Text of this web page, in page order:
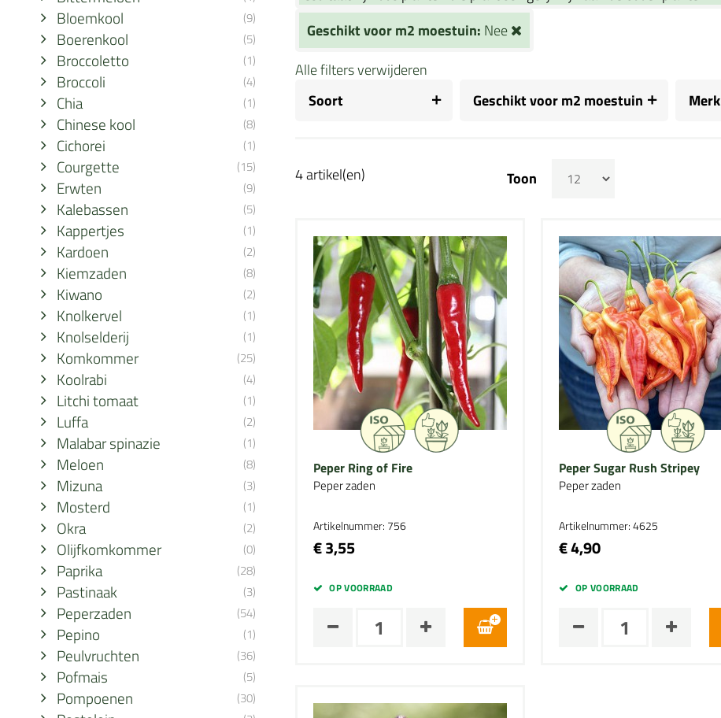
Bloemkool (9)
Boerenkool (5)
Broccoletto (1)
Broccoli (4)
Chia (1)
Chinese kool (8)
Cichorei (1)
Courgette (15)
Erwten (9)
Kalebassen (5)
Kappertjes (1)
Kardoen (2)
Kiemzaden (8)
Kiwano (2)
Knolkervel (1)
Knolselderij (1)
Komkommer (25)
Koolrabi (4)
Litchi tomaat (1)
Luffa (2)
Malabar spinazie (1)
Meloen (8)
Mizuna (3)
Mosterd (1)
Okra (2)
Olijfkomkommer (0)
Paprika (28)
Pastinaak (3)
Peperzaden (54)
Pepino (1)
Peulvruchten (36)
Pofmais (5)
Pompoenen (30)
Geschikt voor m2 moestuin: Nee
Alle filters verwijderen
Soort
Geschikt voor m2 moestuin Merk
4 artikel(en) Toon
Peper Ring of Fire
Peper zaden
Artikelnummer: 756
€ 3,55
OP VOORRAAD
Peper Sugar Rush Stripey
Peper zaden
Artikelnummer: 4625
€ 4,90
OP VOORRAAD